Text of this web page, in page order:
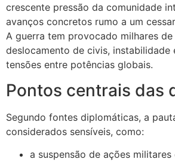
crescente pressão da comunidade
avanços concretos rumo a um
A guerra tem provocado milhares
deslocamento de civis, instabilidade
tensões entre potências globais.
Pontos centrais das
Segundo fontes diplomáticas, a
considerados sensíveis, como:
a suspensão de ações militares